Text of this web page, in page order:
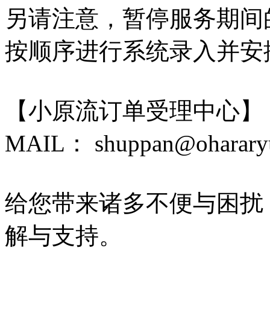
另请注意，暂停服务期
按顺序进行系统录入并
【小原流订单受理中心】
MAIL：
给您带来诸多不便与困
解与支持。